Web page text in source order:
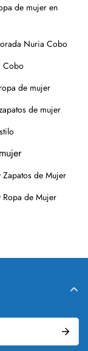
de mujer en
Nuria Cobo
Cobo
de mujer
de mujer
Zapatos de Mujer
Ropa de Mujer